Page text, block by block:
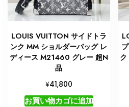
LOUIS VUITTON サイドトラ
ンク MM ショルダーバッグ レ
ディース M21460 グレー 超N
品
¥41,800
お買い物カゴに追加